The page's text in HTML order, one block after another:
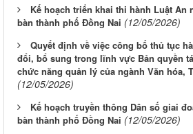
Kế hoạch triển khai thi hành Luật An
bàn thành phố Đồng Nai (12/05/2026)
Quyết định về việc công bố thủ tục
đổi, bổ sung trong lĩnh vực Bản quyền
chức năng quản lý của ngành Văn hóa,
(12/05/2026)
Kế hoạch truyền thông Dân số giai
bàn thành phố Đồng Nai (12/05/2026)